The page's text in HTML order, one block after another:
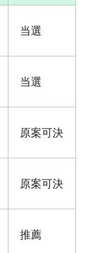
当選
当選
原案可決
原案可決
推薦